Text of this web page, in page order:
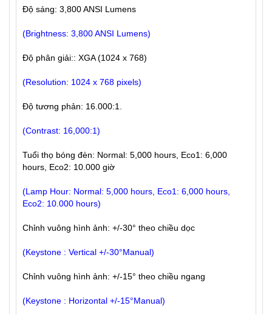
Độ sáng: 3,800 ANSI Lumens
(Brightness: 3,800 ANSI Lumens)
Độ phân giải:: XGA (1024 x 768)
(Resolution: 1024 x 768 pixels)
Độ tương phản: 16.000:1.
(Contrast: 16,000:1)
Tuổi thọ bóng đèn: Normal: 5,000 hours, Eco1: 6,000
hours, Eco2: 10.000 giờ
(Lamp Hour: Normal: 5,000 hours, Eco1: 6,000 hours,
Eco2: 10.000 hours)
Chỉnh vuông hình ảnh: +/-30° theo chiều dọc
(Keystone : Vertical +/-30°Manual)
Chỉnh vuông hình ảnh: +/-15° theo chiều ngang
(Keystone : Horizontal +/-15°Manual)